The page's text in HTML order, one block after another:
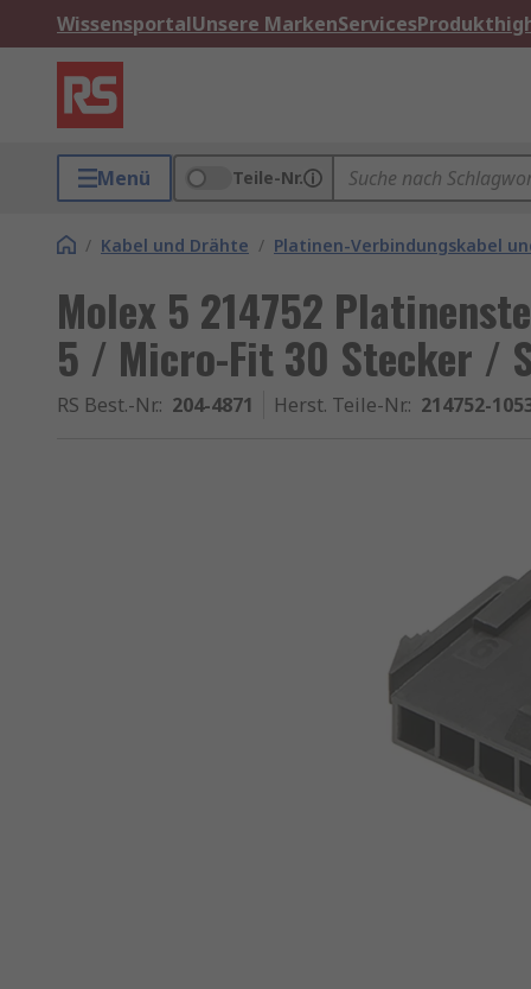
WissensportalUnsere MarkenServices
Menü Teile-Nr.
/ Kabel und Drähte / Platinen-Verbindungskabel
Molex 5 214752
5 / Micro-Fit 30 Stecker /
RS Best.-Nr.: 204-4871 Herst. Teile-Nr.: 214752-